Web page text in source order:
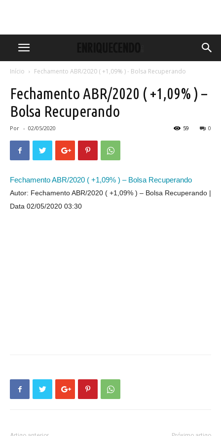
Início Fechamento ABR/2020 ( +1,09% ) - Bolsa Recuperando
Fechamento ABR/2020 ( +1,09% ) –
Bolsa Recuperando
Por - 02/05/2020 0
59
Fechamento ABR/2020 ( +1,09% ) – Bolsa Recuperando
Autor: Fechamento ABR/2020 ( +1,09% ) – Bolsa Recuperando
Data 02/05/2020 03:30